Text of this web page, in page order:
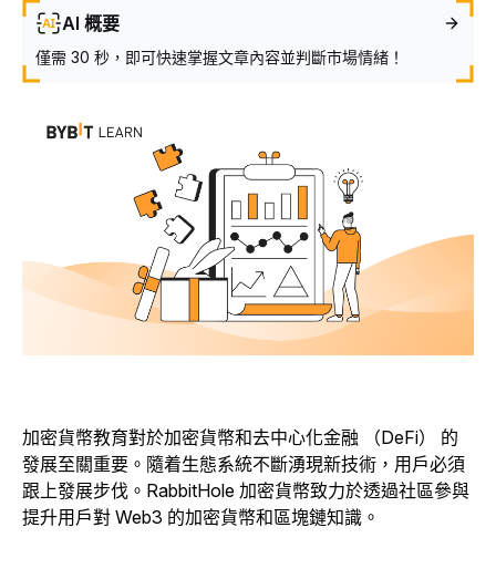
AI 概要
僅需 30 秒，即可快速掌握文章內容並判斷市場情緒！
加密貨幣教育對於加密貨幣和去中心化金融 （DeFi） 的
發展至關重要。 隨着生態系統不斷湧現新技術，用戶必須
跟上發展步伐。RabbitHole 加密貨幣致力於透過社區參與
提升用戶對 Web3 的加密貨幣和區塊鏈知識。